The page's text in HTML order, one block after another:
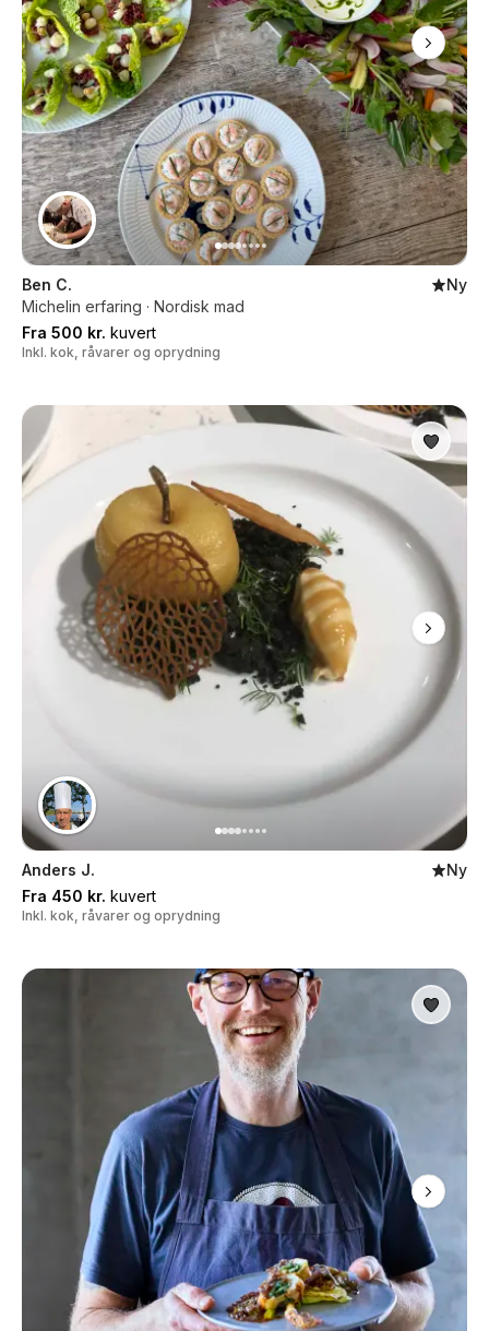
Ben C.
Ny
Michelin erfaring · Nordisk mad
Fra 500 kr. kuvert
Inkl. kok, råvarer og oprydning
Anders J.
Ny
Fra 450 kr. kuvert
Inkl. kok, råvarer og oprydning